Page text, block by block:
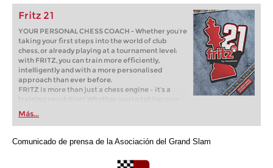
Fritz 21
YOUR PERSONAL CHESS COACH - Whether you’re
taking your first steps into the world of club
chess, or already playing at a tournament level:
with FRITZ, you can train more efficiently,
intelligently and with a more personalised
approach than ever before.
FRITZ is more than just a chess engine – it’s a
training revolution! Whether you’re taking your
first steps into the world of club chess, or already
playing at a tournament level: with FRITZ, you can
train more efficiently, intelligently and with a
more personalised approach than ever before.
Más...
Comunicado de prensa de la Asociación del Grand Slam